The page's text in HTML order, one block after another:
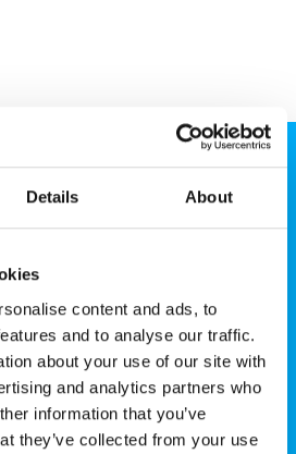
Details About
content and ads, to
and to analyse our traffic.
about your use of our site with
and analytics partners who
information that you’ve
they’ve collected from your use
(+49) 40 7020620
Kontakt aufnehmen